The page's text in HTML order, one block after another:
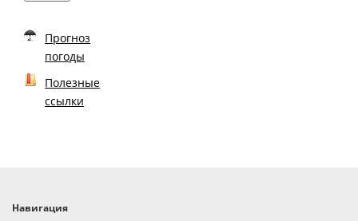
Прогноз
погоды
Полезные
ссылки
Навигация